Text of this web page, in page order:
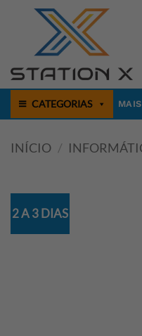
CATEGORIAS
INÍCIO /
2 A 3 DIAS